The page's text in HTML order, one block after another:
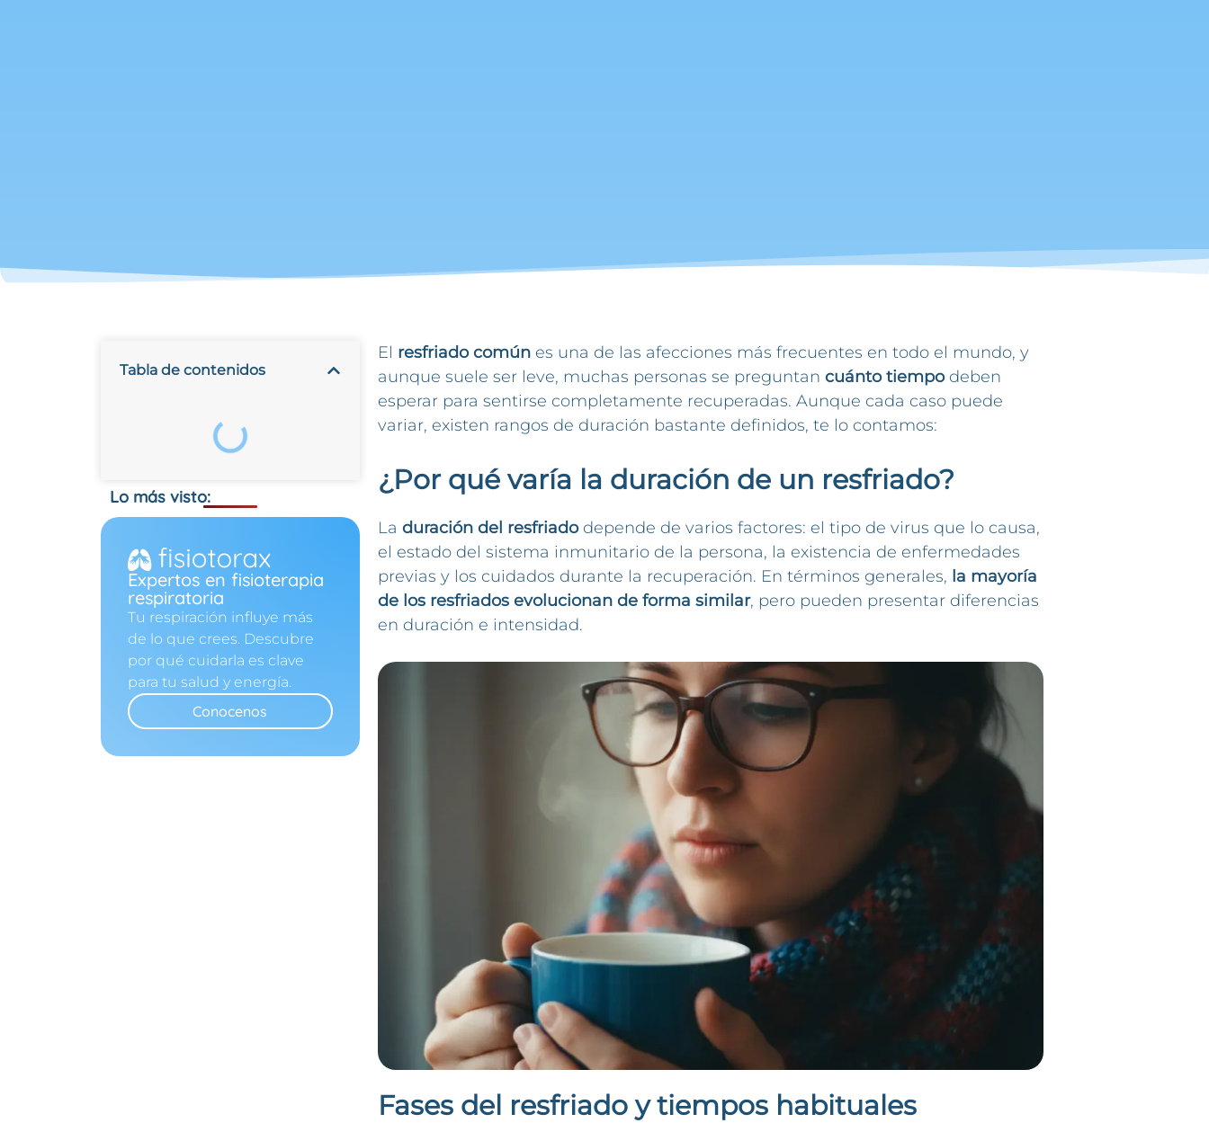
Tabla de contenidos
Lo más visto:
Expertos en fisioterapia
respiratoria
Tu respiración influye más
de lo que crees. Descubre
por qué cuidarla es clave
para tu salud y energía.
Conocenos
El resfriado comúnes una de las afecciones más frecuentes en todo el mundo, y
aunque suele ser leve, muchas personas se preguntan cuánto tiempodeben
esperar para sentirse completamente recuperadas. Aunque cada caso puede
variar, existen rangos de duración bastante definidos, te lo contamos:
¿Por qué varía la duración de un resfriado?
La duración del resfriadodepende de varios factores: el tipo de virus que lo causa,
el estado del sistema inmunitario de la persona, la existencia de enfermedades
previas y los cuidados durante la recuperación. En términos generales, la mayoría
de los resfriados evolucionan de forma similar, pero pueden presentar diferencias
en duración e intensidad.
Fases del resfriado y tiempos habituales